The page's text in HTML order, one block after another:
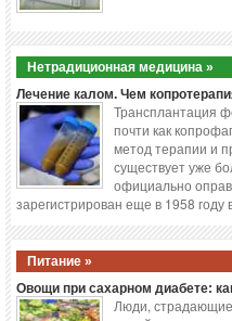
Нетрадиционная медицина »
Лечение калом. Чем
Трансплантация
почти как
метод терапии и
существует уже
официально
зарегистрирован еще в 1958
Питание »
Овощи при сахарном диабете:
Люди,